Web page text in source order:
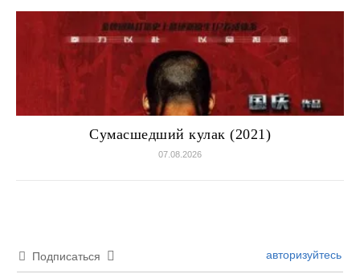
Сумасшедший кулак (2021)
07.08.2026
Подписаться авторизуйтесь